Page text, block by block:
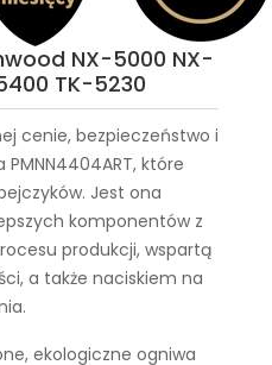
NX-5000 NX-
TK-5230
cenie, bezpieczeństwo i
PMNN4404ART, które
Jest ona
komponentów z
produkcji, wspartą
a także naciskiem na
ekologiczne ogniwa